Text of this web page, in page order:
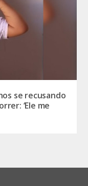
se recusando
‘Ele me